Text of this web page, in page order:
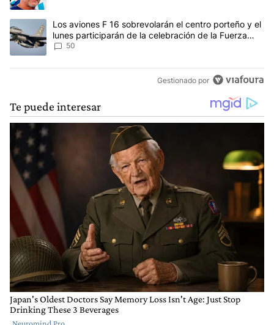
Un artículo de tendencia con el título "Los aviones F 16
Los aviones F 16 sobrevolarán el centro porteño y el
lunes participarán de la celebración de la Fuerza
Aérea
50
Gestionado por